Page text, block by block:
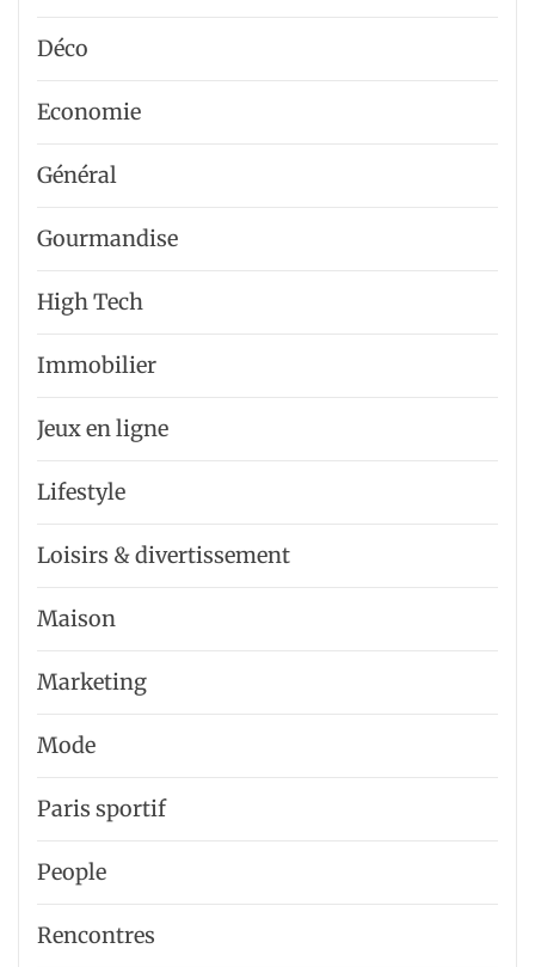
Déco
Economie
Général
Gourmandise
High Tech
Immobilier
Jeux en ligne
Lifestyle
Loisirs & divertissement
Maison
Marketing
Mode
Paris sportif
People
Rencontres